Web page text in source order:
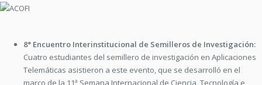
8° Encuentro Interinstitucional de Semilleros de Investigación:
Cuatro estudiantes del semillero de investigación en Aplicaciones
Telemáticas asistieron a este evento, que se desarrolló en el
marco de la 11ª Semana Internacional de Ciencia, Tecnología e